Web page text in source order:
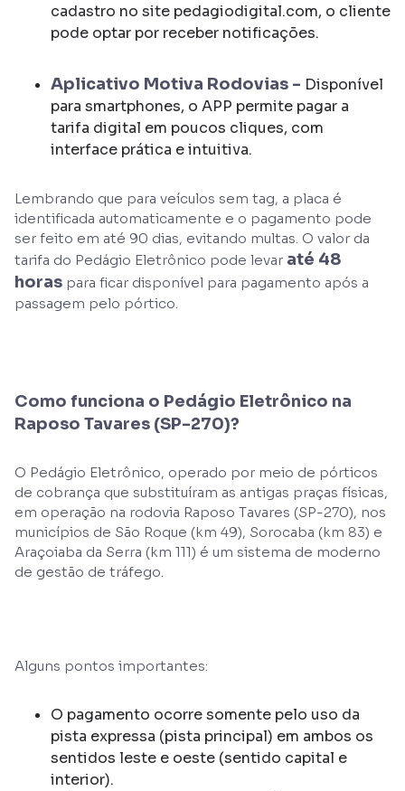
cadastro no site pedagiodigital.com, o cliente
pode optar por receber notificações.
Aplicativo Motiva Rodovias - Disponível
para smartphones, o APP permite pagar a
tarifa digital em poucos cliques, com
interface prática e intuitiva.
Lembrando que para veículos sem tag, a placa é
identificada automaticamente e o pagamento pode
ser feito em até 90 dias, evitando multas. O valor da
tarifa do Pedágio Eletrônico pode levar até 48
horas para ficar disponível para pagamento após a
passagem pelo pórtico.
Como funciona o Pedágio Eletrônico na
Raposo Tavares (SP-270)?
O Pedágio Eletrônico, operado por meio de pórticos
de cobrança que substituíram as antigas praças físicas,
em operação na rodovia Raposo Tavares (SP-270), nos
municípios de São Roque (km 49), Sorocaba (km 83) e
Araçoiaba da Serra (km 111) é um sistema de moderno
de gestão de tráfego.
Alguns pontos importantes:
O pagamento ocorre somente pelo uso da
pista expressa (pista principal) em ambos os
sentidos leste e oeste (sentido capital e
interior).